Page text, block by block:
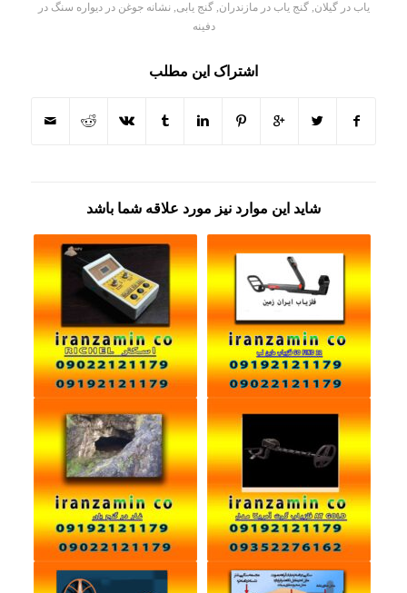
یاب در گیلان,گنج یاب در مازندران,گنج یابی,نشانه جوغن در دیواره سنگ در
دفینه
اشتراک این مطلب
شاید این موارد نیز مورد علاقه شما باشد